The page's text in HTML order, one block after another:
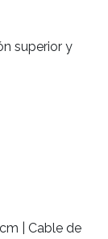
superior y
| Cable de